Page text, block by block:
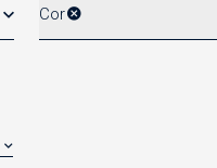
Cor